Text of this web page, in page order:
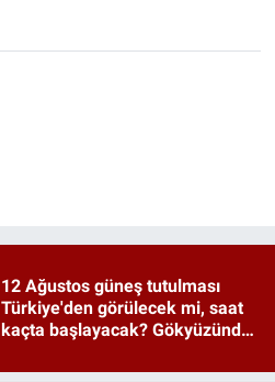
12 Ağustos güneş tutulması
Türkiye'den görülecek mi, saat
kaçta başlayacak? Gökyüzünde